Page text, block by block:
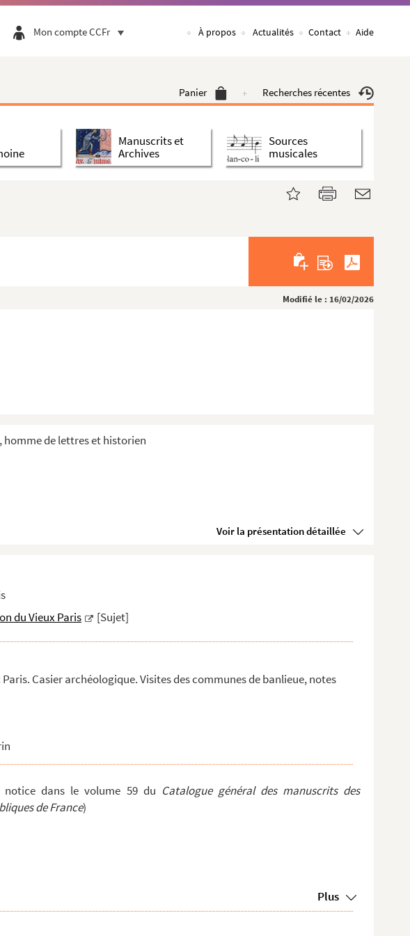
Mon compte CCFr À propos Actualités Contact Aide
Panier Recherches récentes
Manuscrits et
Archives
Sources
musicales
Modifié le : 16/02/2026
homme de lettres et historien
Voir la présentation détaillée
du Vieux Paris [Sujet]
Casier archéologique. Visites des communes de banlieue, notes
notice dans le volume 59 du Catalogue général des manuscrits des
de France)
Plus